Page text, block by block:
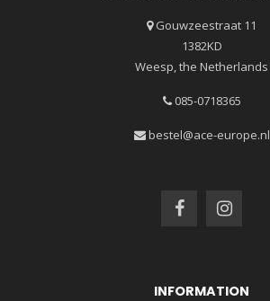
Gouwzeestraat 11
1382KD
Weesp, the Netherlands
085-0718365
bestel@ace-europe.nl
INFORMATION